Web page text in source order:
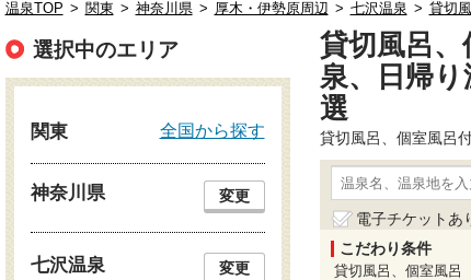
温泉TOP > 関東 > 神奈川県 > 厚木・伊勢原周辺 > 七沢温泉 > 貸切
貸切風呂
泉、日帰
選
貸切風呂、個室風呂
電子チケットあ
こだわり条件
貸切風呂、個室風呂
選択中のエリア
関東 全国から探す
神奈川県 変更
七沢温泉 変更